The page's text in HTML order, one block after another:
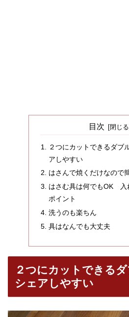
目次
２つにカットできるダブ
アしやすい
はさんで焼くだけなので
はさむ具は何でもOK 入
ポイント
洗うのも楽ちん
具はなんでも大丈夫
２つにカットできる
シェアしやすい